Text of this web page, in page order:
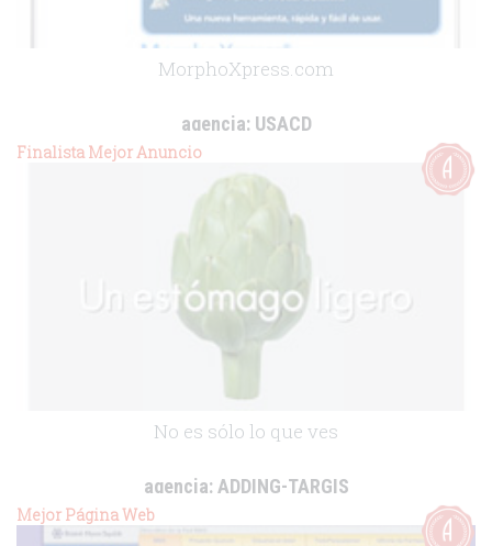
MorphoXpress.com
agencia:USACD
cliente:Procter & Gamble Pharmaceuticals
Finalista Mejor Anuncio
No es sólo lo que ves
agencia:ADDING-TARGIS
Mejor Página Web